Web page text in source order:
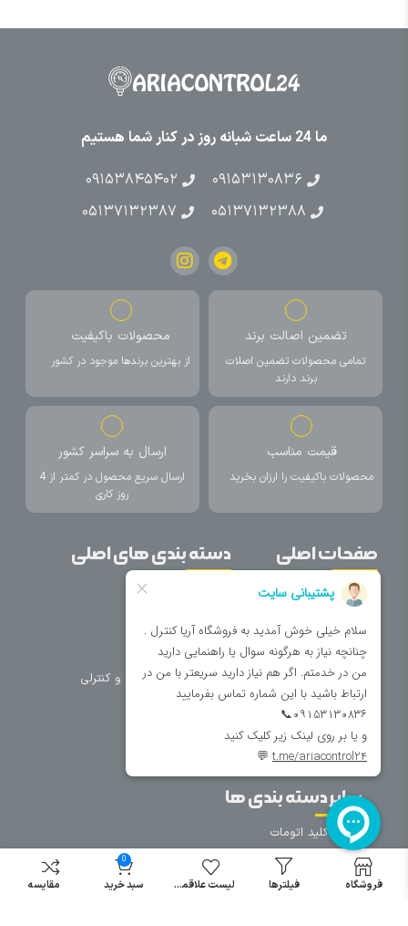
ما 24 ساعت شبانه روز در کنار شما هستیم
۰۹۱۵۳۱۳۰۸۳۶
۰۹۱۵۳۸۴۵۴۰۲
۰۵۱۳۷۱۳۲۳۸۸
۰۵۱۳۷۱۳۲۳۸۷
تضمین اصالت برند
تمامی محصولات تضمین اصلات
برند دارند
محصولات باکیفیت
از بهترین برندها موجود در کشور
قیمت مناسب
محصولات باکیفیت را ارزان بخرید
ارسال به سراسر کشور
ارسال سریع محصول در کمتر از 4
روز کاری
صفحات اصلی
خانه
درباره ما
تماس با ما
فروشگاه
دسته بندی های اصلی
اتوماسیون
تجهیزات تابلویی
تجهیزات حفاظتی و کنترلی
روشنایی
سایر دسته بندی ها
خرید کلید اتومات
خرید کنتاکتور
خرید فیوز
فروشگاه فیلترها لیست علاقمندی
0
سبد خرید مقایسه